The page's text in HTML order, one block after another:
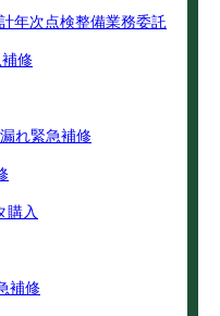
年次点検整備業務委託
修
れ緊急補修
購入
補修